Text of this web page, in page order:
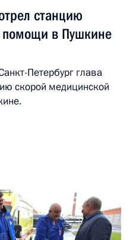
станцию
помощи в Пушкине
Петербург глава
скорой медицинской